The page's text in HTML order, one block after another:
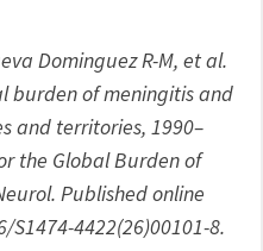
Dominguez R-M, et al.
burden of meningitis and
and territories, 1990–
the Global Burden of
Published online
S1474-4422(26)00101-8.